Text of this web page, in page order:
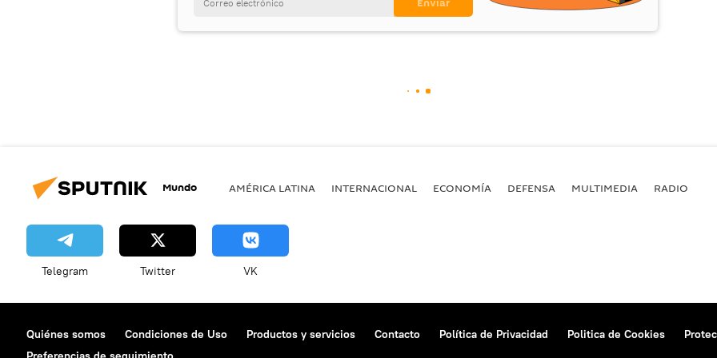
Mundo AMÉRICA LATINA INTERNACIONAL ECONOMÍA DEFENSA MULTIMEDIA RADIO
Telegram Twitter VK
Quiénes somos Condiciones de Uso Productos y servicios Contacto Política de Privacidad Politica de Cookies